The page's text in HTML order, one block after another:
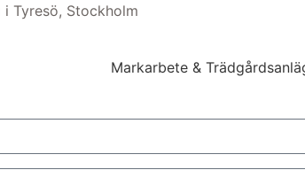
Tyresö, Stockholm